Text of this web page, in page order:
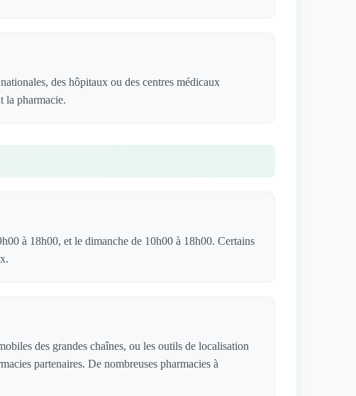
des hôpitaux ou des centres médicaux
la pharmacie.
à 18h00, et le dimanche de 10h00 à 18h00. Certains
des grandes chaînes, ou les outils de localisation
partenaires. De nombreuses pharmacies à